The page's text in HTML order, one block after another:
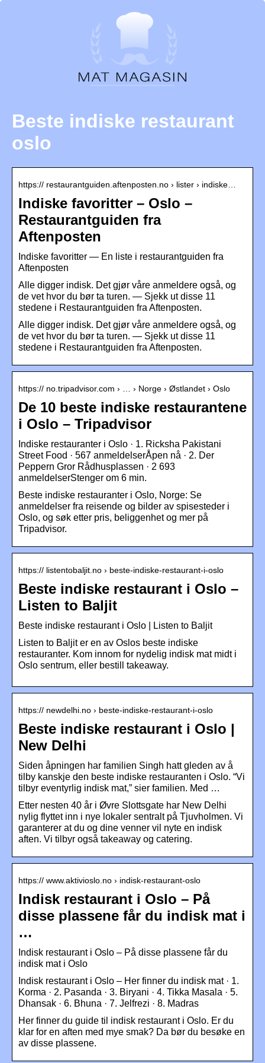
Beste indiske restaurant
oslo
https:// restaurantguiden.aftenposten.no › lister › indiske…
Indiske favoritter – Oslo –
Restaurantguiden fra
Aftenposten
Indiske favoritter — En liste i restaurantguiden fra
Aftenposten
Alle digger indisk. Det gjør våre anmeldere også, og
de vet hvor du bør ta turen. — Sjekk ut disse 11
stedene i Restaurantguiden fra Aftenposten.
Alle digger indisk. Det gjør våre anmeldere også, og
de vet hvor du bør ta turen. — Sjekk ut disse 11
stedene i Restaurantguiden fra Aftenposten.
https:// no.tripadvisor.com › … › Norge › Østlandet › Oslo
De 10 beste indiske restaurantene
i Oslo – Tripadvisor
Indiske restauranter i Oslo · 1. Ricksha Pakistani
Street Food · 567 anmeldelserÅpen nå · 2. Der
Peppern Gror Rådhusplassen · 2 693
anmeldelserStenger om 6 min.
Beste indiske restauranter i Oslo, Norge: Se
anmeldelser fra reisende og bilder av spisesteder i
Oslo, og søk etter pris, beliggenhet og mer på
Tripadvisor.
https:// listentobaljit.no › beste-indiske-restaurant-i-oslo
Beste indiske restaurant i Oslo –
Listen to Baljit
Beste indiske restaurant i Oslo | Listen to Baljit
Listen to Baljit er en av Oslos beste indiske
restauranter. Kom innom for nydelig indisk mat midt i
Oslo sentrum, eller bestill takeaway.
https:// newdelhi.no › beste-indiske-restaurant-i-oslo
Beste indiske restaurant i Oslo |
New Delhi
Siden åpningen har familien Singh hatt gleden av å
tilby kanskje den beste indiske restauranten i Oslo. “Vi
tilbyr eventyrlig indisk mat,” sier familien. Med …
Etter nesten 40 år i Øvre Slottsgate har New Delhi
nylig flyttet inn i nye lokaler sentralt på Tjuvholmen. Vi
garanterer at du og dine venner vil nyte en indisk
aften. Vi tilbyr også takeaway og catering.
https:// www.aktivioslo.no › indisk-restaurant-oslo
Indisk restaurant i Oslo – På
disse plassene får du indisk mat i
…
Indisk restaurant i Oslo – På disse plassene får du
indisk mat i Oslo
Indisk restaurant i Oslo – Her finner du indisk mat · 1.
Korma · 2. Pasanda · 3. Biryani · 4. Tikka Masala · 5.
Dhansak · 6. Bhuna · 7. Jelfrezi · 8. Madras
Her finner du guide til indisk restaurant i Oslo. Er du
klar for en aften med mye smak? Da bør du besøke en
av disse plassene.